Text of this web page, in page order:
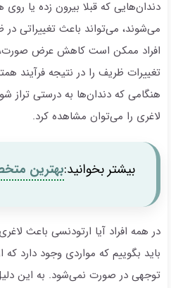
دندان‌هایی که قبلا بیرون زده یا روی
می‌شوند، می‌تواند باعث تغییراتی
افراد ممکن است کاهش عرض
تغییرات ظریف را در نتیجه فرآیند
هنگامی که دندان‌ها به درستی تراز
لاغری را می‌توان مشاهده کرد.
بیشتر بخوانید:بهترین
در همه افراد آیا ارتودنسی باعث
باید بگوییم که مواردی وجود دارد
توجهی در صورت نمی‌شود. به این